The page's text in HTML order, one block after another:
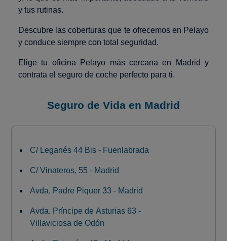
y tus rutinas.
Descubre las coberturas que te ofrecemos en Pelayo
y conduce siempre con total seguridad.
Elige tu oficina Pelayo más cercana en Madrid y
contrata el seguro de coche perfecto para ti.
Seguro de Vida en Madrid
C/ Leganés 44 Bis - Fuenlabrada
C/ Vinateros, 55 - Madrid
Avda. Padre Piquer 33 - Madrid
Avda. Príncipe de Asturias 63 -
Villaviciosa de Odón